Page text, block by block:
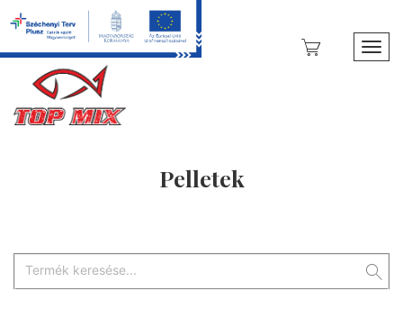
Pelletek